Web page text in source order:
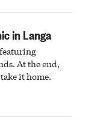
in Langa
At the end,
it home.